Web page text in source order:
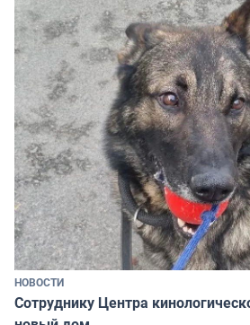
НОВОСТИ
Сотруднику Центра